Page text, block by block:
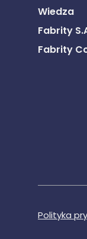
Wiedza
Fabrity
Fabrity
Polityka